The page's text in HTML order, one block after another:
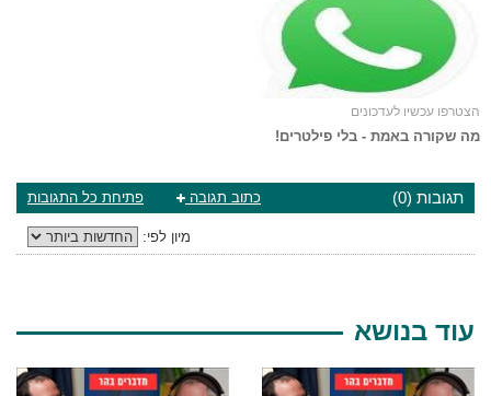
הצטרפו עכשיו לעדכונים
מה שקורה באמת - בלי פילטרים!
תגובות (0) פתיחת כל התגובות כתוב תגובה
מיון לפי:
עוד בנושא